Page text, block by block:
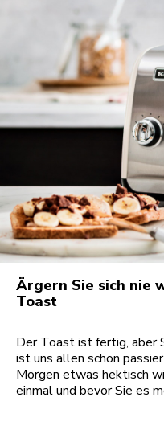
Ärgern Sie sich nie
Toast
Der Toast ist fertig, aber
ist uns allen schon
Morgen etwas hektisch
einmal und bevor Sie es